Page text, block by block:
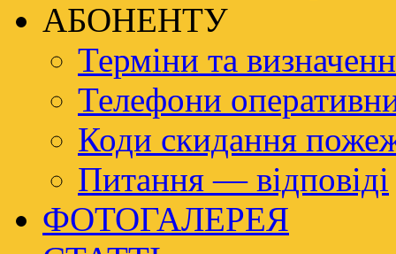
АБОНЕНТУ
Терміни та
Телефони
Коди скидання
Питання — відповіді
ФОТОГАЛЕРЕЯ